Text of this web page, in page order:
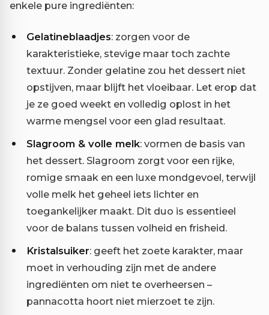
enkele pure ingrediënten:
Gelatineblaadjes: zorgen voor de
karakteristieke, stevige maar toch zachte
textuur. Zonder gelatine zou het dessert niet
opstijven, maar blijft het vloeibaar. Let erop dat
je ze goed weekt en volledig oplost in het
warme mengsel voor een glad resultaat.
Slagroom & volle melk: vormen de basis van
het dessert. Slagroom zorgt voor een rijke,
romige smaak en een luxe mondgevoel, terwijl
volle melk het geheel iets lichter en
toegankelijker maakt. Dit duo is essentieel
voor de balans tussen volheid en frisheid.
Kristalsuiker: geeft het zoete karakter, maar
moet in verhouding zijn met de andere
ingrediënten om niet te overheersen –
pannacotta hoort niet mierzoet te zijn.